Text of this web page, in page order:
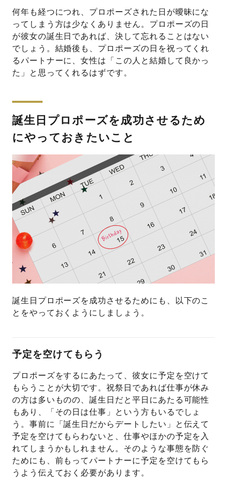
何年も経つにつれ、プロポーズされた日が曖昧にな
ってしまう方は少なくありません。プロポーズの日
が彼女の誕生日であれば、決して忘れることはない
でしょう。結婚後も、プロポーズの日を祝ってくれ
るパートナーに、女性は「この人と結婚して良かっ
た」と思ってくれるはずです。
誕生日プロポーズを成功させるため
にやっておきたいこと
誕生日プロポーズを成功させるためにも、以下のこ
とをやっておくようにしましょう。
予定を空けてもらう
プロポーズをするにあたって、彼女に予定を空けて
もらうことが大切です。祝祭日であれば仕事が休み
の方は多いものの、誕生日だと平日にあたる可能性
もあり、「その日は仕事」という方もいるでしょ
う。事前に「誕生日だからデートしたい」と伝えて
予定を空けてもらわないと、仕事やほかの予定を入
れてしまうかもしれません。そのような事態を防ぐ
ためにも、前もってパートナーに予定を空けてもら
うよう伝えておく必要があります。